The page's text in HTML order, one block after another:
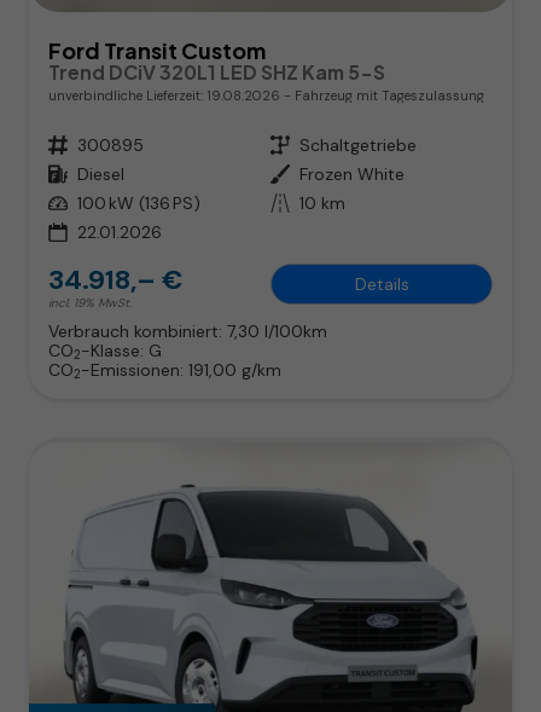
Ford Transit Custom
Trend DCiV 320L1 LED SHZ Kam 5-S
unverbindliche Lieferzeit: 19.08.2026 Fahrzeug mit Tageszulassung
Fahrzeugnr. 300895 Getriebe Schaltgetriebe
Kraftstoff Diesel Außenfarbe Frozen White
Leistung 100 kW (136 PS) Kilometerstand 10 km
22.01.2026
34.918,– €
incl. 19% MwSt.
Details
Verbrauch kombiniert: 7,30 l/100km
CO2-Klasse: G
CO2-Emissionen: 191,00 g/km